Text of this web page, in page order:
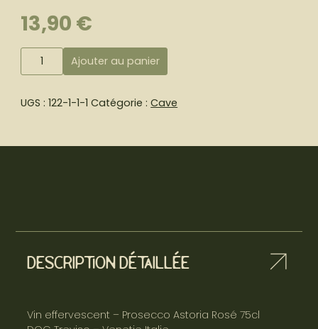
13,90 €
quantité
Astoria
Ajouter au panier
UGS :122-1-1-1 Catégorie :Cave
Description détaillée
Vin effervescent – Prosecco Astoria Rosé 75cl